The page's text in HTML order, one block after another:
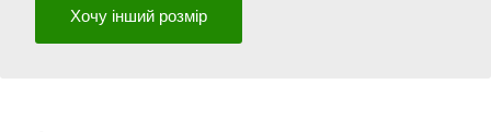
Хочу інший розмір